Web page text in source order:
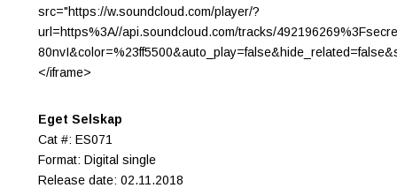
src="https://w.soundcloud.com/player/?
url=https%3A//api.soundcloud.com/tracks/
</iframe>
Eget Selskap
Cat #: ES071
Format: Digital single
Release date: 02.11.2018